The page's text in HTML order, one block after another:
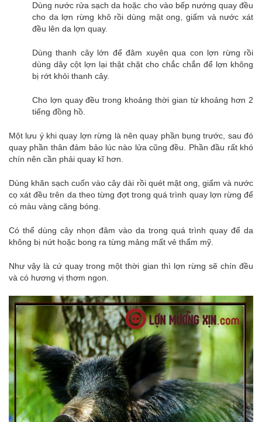
Dùng nước rửa sạch da hoặc cho vào bếp nướng quay đều
cho da lợn rừng khô rồi dùng mật ong, giấm và nước xát
đều lên da lợn quay.
Dùng thanh cây lớn để đâm xuyên qua con lợn rừng rồi
dùng dây cột lợn lại thật chặt cho chắc chắn để lợn không
bị rớt khỏi thanh cây.
Cho lợn quay đều trong khoảng thời gian từ khoảng hơn 2
tiếng đồng hồ.
Một lưu ý khi quay lợn rừng là nên quay phần bụng trước, sau đó
quay phần thân đảm bảo lúc nào lửa cũng đều. Phần đầu rất khó
chín nên cần phải quay kĩ hơn.
Dùng khăn sạch cuốn vào cây dài rồi quét mật ong, giấm và nước
cọ xát đều trên da theo từng đợt trong quá trình quay lợn rừng để
có màu vàng căng bóng.
Có thể dùng cây nhọn đâm vào da trong quá trình quay để da
không bị nứt hoặc bong ra từng mảng mất vẻ thẩm mỹ.
Như vậy là cứ quay trong một thời gian thì lợn rừng sẽ chín đều
và có hương vị thơm ngon.